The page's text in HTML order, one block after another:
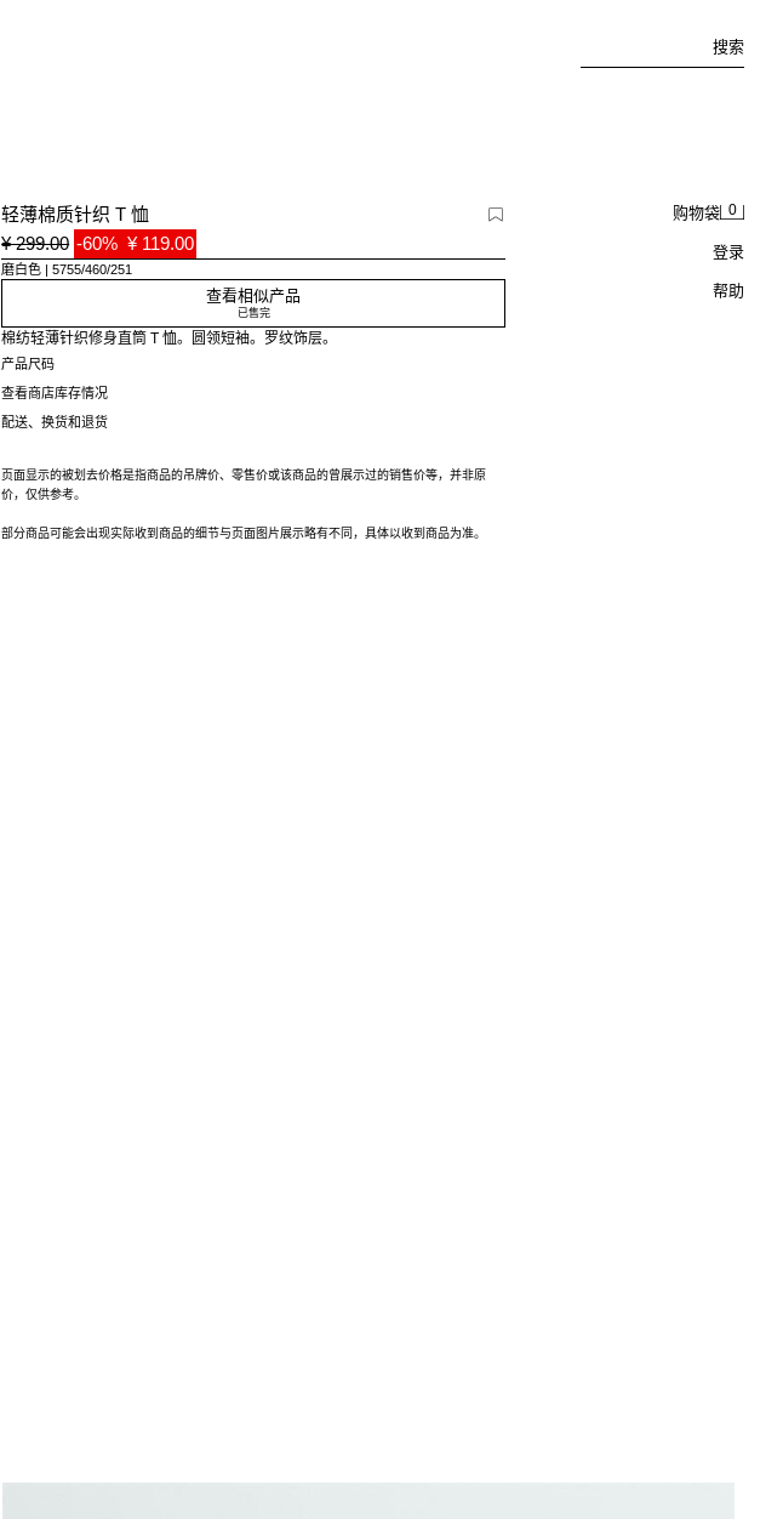
搜索
购物袋 0
登录
帮助
轻薄棉质针织 T 恤
¥ 299.00 -60% ¥ 119.00
磨白色 5755/460/251
查看相似产品
已售完
棉纺轻薄针织修身直筒 T 恤。圆领短袖。罗纹饰层。
产品尺码
查看商店库存情况
配送、换货和退货
页面显示的被划去价格是指商品的吊牌价、零售价或该商品的曾展示过的销售价等，并非原
价，仅供参考。
部分商品可能会出现实际收到商品的细节与页面图片展示略有不同，具体以收到商品为准。